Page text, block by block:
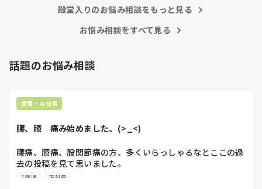
殿堂入りのお悩み相談をもっと見る
お悩み相談をすべて見る
話題のお悩み相談
保育・お仕事
腰、膝　痛み始めました。(>_<)
腰痛、膝痛、股関節痛の方、多くいらっしゃるなとここの過
去の投稿を見て思いました。
1歳児 正社員